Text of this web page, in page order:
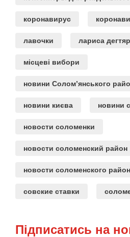
коронавирус
лавочки лариса
місцеві вибори
новини Солом’янського
новини києва новини
новости соломенки
новости соломенский район
новости соломенского
совские ставки
Підписатись на